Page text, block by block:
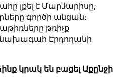
լքել է Մարմարիսը,
գործի անցան։
թռիչք
նախագահ Էրդողանի
կրակ են բացել Աքընջի